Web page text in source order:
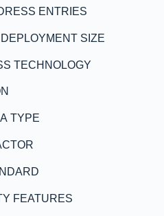
ENTRIES
SIZE
TECHNOLOGY
TYPE
FEATURES